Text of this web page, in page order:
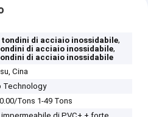
tondini di acciaio inossidabile,
di acciaio inossidabile,
di acciaio inossidabile
Cina
Technology
Tons 1-49 Tons